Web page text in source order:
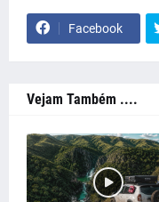
Facebook
Vejam Também ....